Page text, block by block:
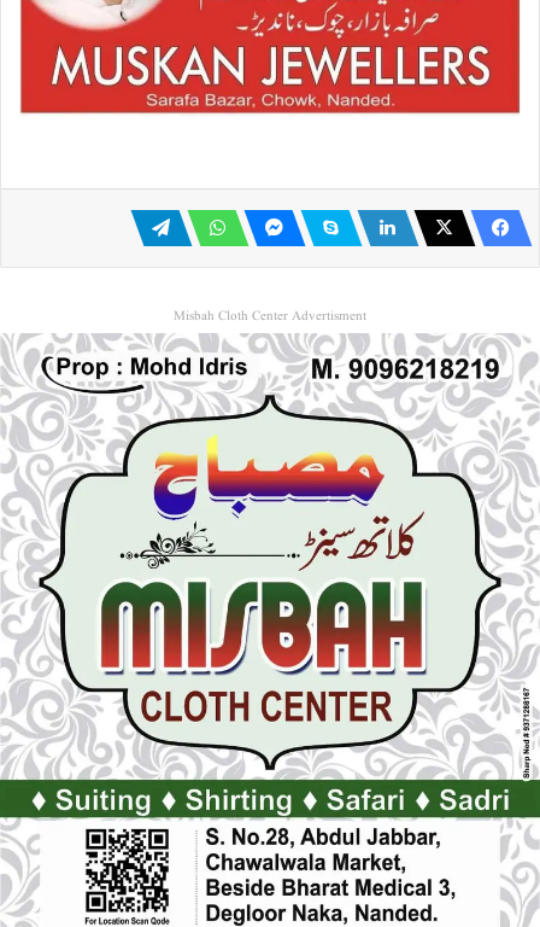
Misbah Cloth Center Advertisment